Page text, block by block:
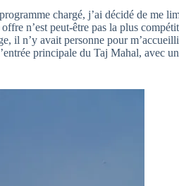
chargé, j’ai décidé de me
n’est peut-être pas la plus
il n’y avait personne pour
principale du Taj Mahal, avec